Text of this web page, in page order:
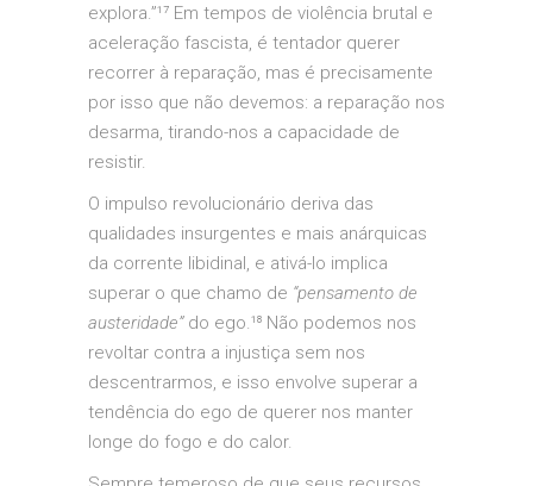
explora.”¹⁷ Em tempos de violência brutal e
aceleração fascista, é tentador querer
recorrer à reparação, mas é precisamente
por isso que não devemos: a reparação nos
desarma, tirando-nos a capacidade de
resistir.
O impulso revolucionário deriva das
qualidades insurgentes e mais anárquicas
da corrente libidinal, e ativá-lo implica
superar o que chamo de “pensamento de
austeridade” do ego.¹⁸ Não podemos nos
revoltar contra a injustiça sem nos
descentrarmos, e isso envolve superar a
tendência do ego de querer nos manter
longe do fogo e do calor.